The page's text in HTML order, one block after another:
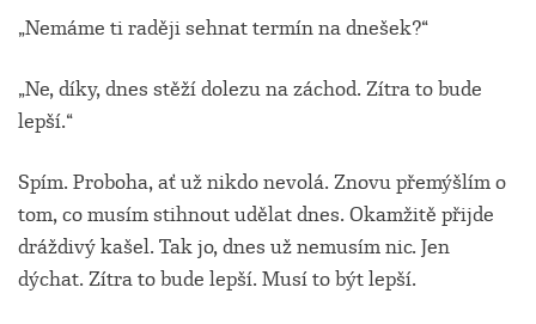
„Nemáme ti raději sehnat termín na dnešek?“
„Ne, díky, dnes stěží dolezu na záchod. Zítra to bude
lepší.“
Spím. Proboha, ať už nikdo nevolá. Znovu přemýšlím o
tom, co musím stihnout udělat dnes. Okamžitě přijde
dráždivý kašel. Tak jo, dnes už nemusím nic. Jen
dýchat. Zítra to bude lepší. Musí to být lepší.